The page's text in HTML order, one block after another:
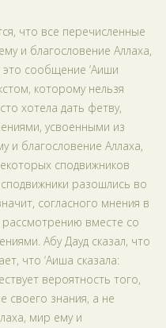
что все перечисленные
и благословение Аллаха,
сообщение ‘Аиши
которому нельзя
хотела дать фетву,
усвоенными из
и благословение Аллаха,
сподвижников
разошлись во
согласного мнения в
вместе со
Абу Дауд сказал, что
что ‘Аиша сказала:
вероятность того,
своего знания, а не
мир ему и